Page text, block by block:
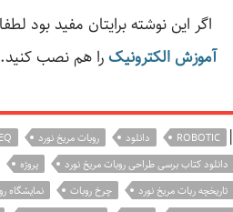
اگر این نوشته‌ برایتان مفید بود
آموزش الکترونیک را هم نصب کنید.
|
ROBOTIC دانلود روبات مریخ نورد
دانلود کتاب برسی طراحی روبات مریخ نورد
پروژه
تاریخچه ربات مریخ نورد
چرخ روبات نمایشگاه